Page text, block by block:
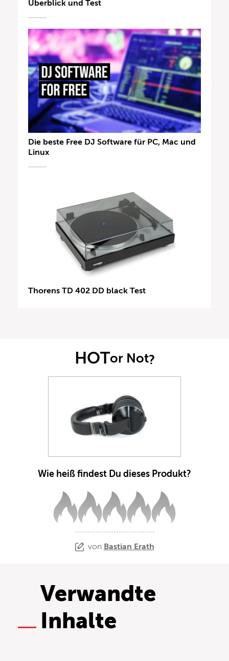
Überblick und Test
Die beste Free DJ Software für PC, Mac und
Linux
Thorens TD 402 DD black Test
HOTor Not?
Wie heiß findest Du dieses Produkt?
von Bastian Erath
Verwandte
Inhalte